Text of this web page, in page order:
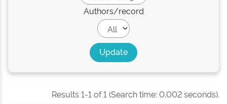
Authors/record
Results 1-1 of 1 (Search time: 0.002 seconds).